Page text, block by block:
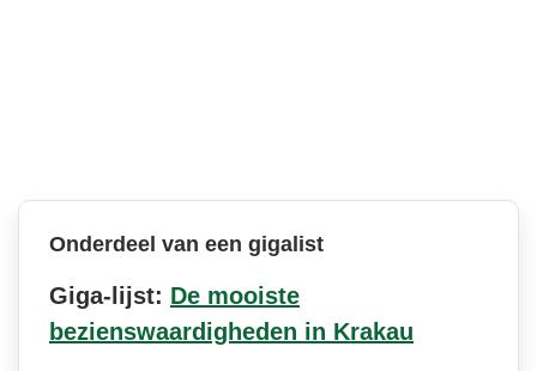
Onderdeel van een gigalist
Giga-lijst: De mooiste
bezienswaardigheden in Krakau